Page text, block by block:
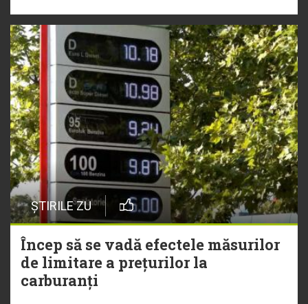
ȘTIRILE ZU
Încep să se vadă efectele măsurilor
de limitare a prețurilor la
carburanți